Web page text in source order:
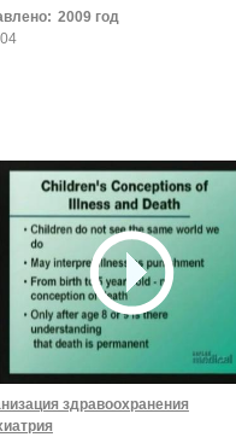
2009 год
здравоохранения